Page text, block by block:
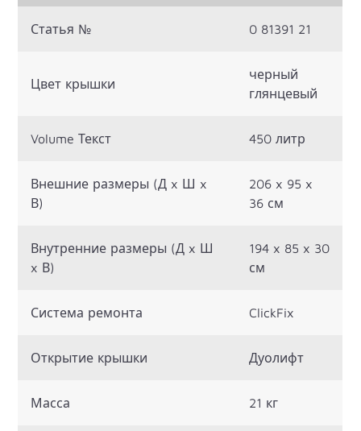
Статья № 0 81391 21
Цвет крышки
черный
глянцевый
Volume Текст 450 литр
Внешние размеры (Д x Ш x
В)
206 x 95 x
36 см
Внутренние размеры (Д x Ш
x В)
194 x 85 x 30
см
Система ремонта ClickFix
Открытие крышки Дуолифт
Масса 21 кг